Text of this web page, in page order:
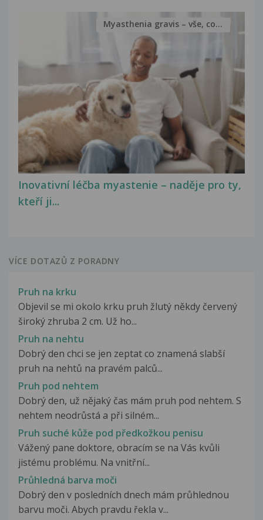
Inovativní léčba myastenie – naděje pro ty,
kteří ji...
Myasthenia gravis – vše, co...
VÍCE DOTAZŮ Z PORADNY
Pruh na krku
Objevil se mi okolo krku pruh žlutý někdy červený
široký zhruba 2 cm. Už ho...
Pruh na nehtu
Dobrý den chci se jen zeptat co znamená slabší
pruh na nehtů na pravém palců...
Pruh pod nehtem
Dobrý den, už nějaký čas mám pruh pod nehtem. S
nehtem neodrůstá a při silném...
Pruh suché kůže pod předkožkou penisu
Vážený pane doktore, obracím se na Vás kvůli
jistému problému. Na vnitřní...
Průhledná barva moči
Dobrý den v posledních dnech mám průhlednou
barvu moči. Abych pravdu řekla v...